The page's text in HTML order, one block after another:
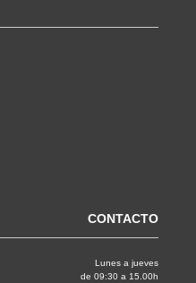
CONTACTO
Lunes a jueves
de 09:30 a 15.00h